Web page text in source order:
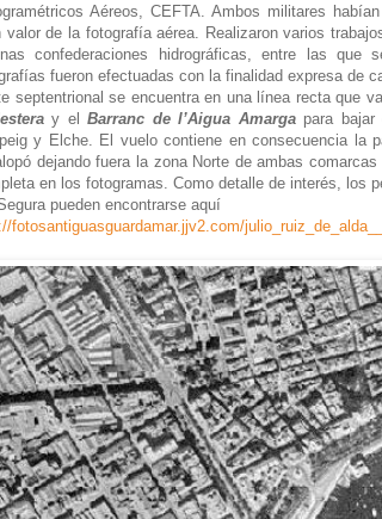
Aéreos, CEFTA. Ambos militares
valor de la fotografía aérea. Realizaron varios
confederaciones hidrográficas, entre las
fueron efectuadas con la finalidad expresa de
septentrional se encuentra en una línea recta que
y elBarranc de l’Aigua Amargapara bajar
y Elche. El vuelo contiene en consecuencia la
dejando fuera la zona Norte de ambas
en los fotogramas. Como detalle de interés, los
pueden encontrarse aquí
fotosantiguasguardamar.jjv2.com/